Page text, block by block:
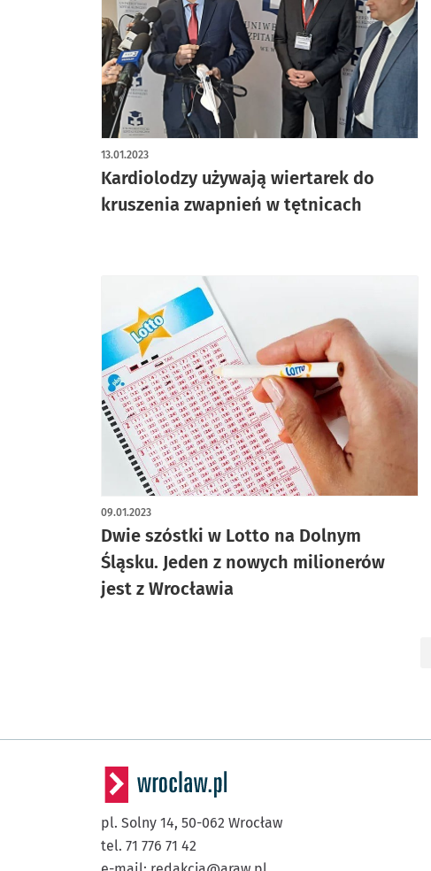
Kardiolodzy używają wiertarek do
kruszenia zwapnień w tętnicach
13.01.2023
Dwie szóstki w Lotto na Dolnym
Śląsku. Jeden z nowych milionerów
jest z Wrocławia
09.01.2023
pl. Solny 14, 50-062 Wrocław
tel. 71 776 71 42